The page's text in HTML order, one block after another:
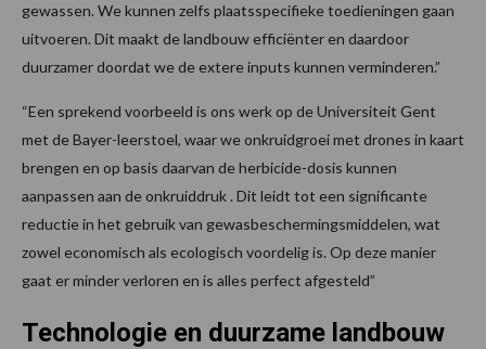
gewassen. We kunnen zelfs plaatsspecifieke toedieningen gaan
uitvoeren. Dit maakt de landbouw efficiënter en daardoor
duurzamer doordat we de extere inputs kunnen verminderen.”
“Een sprekend voorbeeld is ons werk op de Universiteit Gent
met de Bayer-leerstoel, waar we onkruidgroei met drones in kaart
brengen en op basis daarvan de herbicide-dosis kunnen
aanpassen aan de onkruiddruk . Dit leidt tot een significante
reductie in het gebruik van gewasbeschermingsmiddelen, wat
zowel economisch als ecologisch voordelig is. Op deze manier
gaat er minder verloren en is alles perfect afgesteld”
Technologie en duurzame landbouw